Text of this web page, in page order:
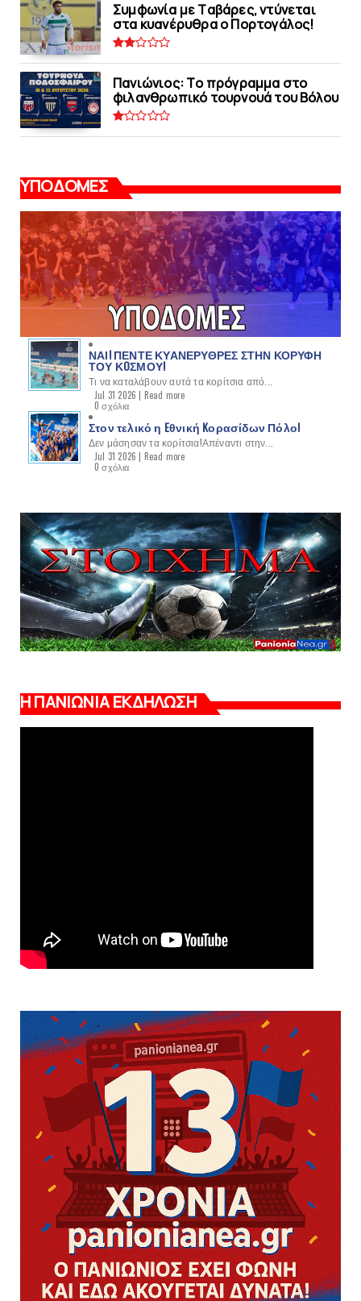
Συμφωνία με Tαβάρες, ντύνεται
στα κυανέρυθρα ο Πορτογάλος!
Πανιώνιoς: Tο πρόγραμμα στο
φιλανθρωπικό τουρνουά του Bόλου
ΥΠΟΔΟΜΕΣ
ΝΑΙ! ΠΕΝΤΕ ΚΥΑΝΕΡΥΘΡΕΣ ΣΤΗΝ ΚΟΡΥΦΗ
ΤΟΥ ΚOΣΜΟΥ!
Τι να καταλάβουν αυτά τα κορίτσια από...
Jul 31 2026 | Read more
0 σχόλια
Στον τελικό η Eθνική Kορασίδων Πόλο!
Δεν μάσησαν τα κορίτσια!Απέναντι στην...
Jul 31 2026 | Read more
0 σχόλια
Η ΠΑΝΙΩΝΙΑ ΕΚΔΗΛΩΣΗ